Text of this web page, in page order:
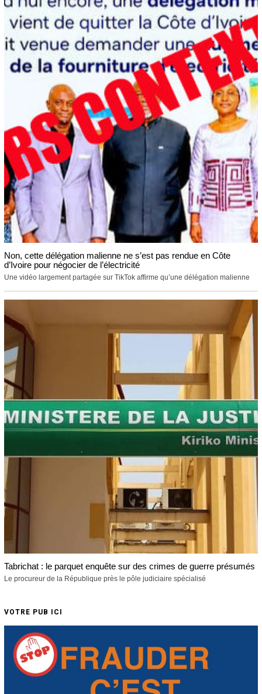
Non, cette délégation malienne ne s’est pas rendue en Côte
d’Ivoire pour négocier de l’électricité
Une vidéo largement partagée sur TikTok affirme qu’une délégation malienne
Tabrichat : le parquet enquête sur des crimes de guerre présumés
Le procureur de la République près le pôle judiciaire spécialisé
VOTRE PUB ICI